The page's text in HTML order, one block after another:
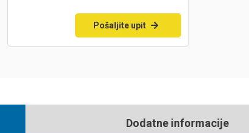
Pošaljite upit
Dodatne informacije